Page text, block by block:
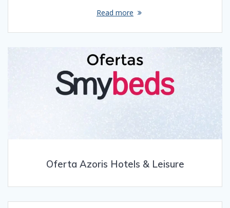
Read more
Oferta Azoris Hotels & Leisure